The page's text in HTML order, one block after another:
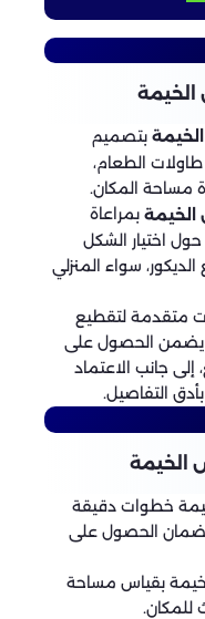
بتصميم
الطعام،
مساحة المكان.
بمراعاة
اختيار الشكل
سواء المنزلي
متقدمة لتقطيع
يضمن الحصول على
جانب الاعتماد
التفاصيل.
الخيمة
خطوات دقيقة
الحصول على
بقياس مساحة
للمكان.